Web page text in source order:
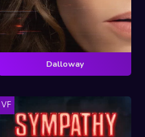
Dalloway
VF